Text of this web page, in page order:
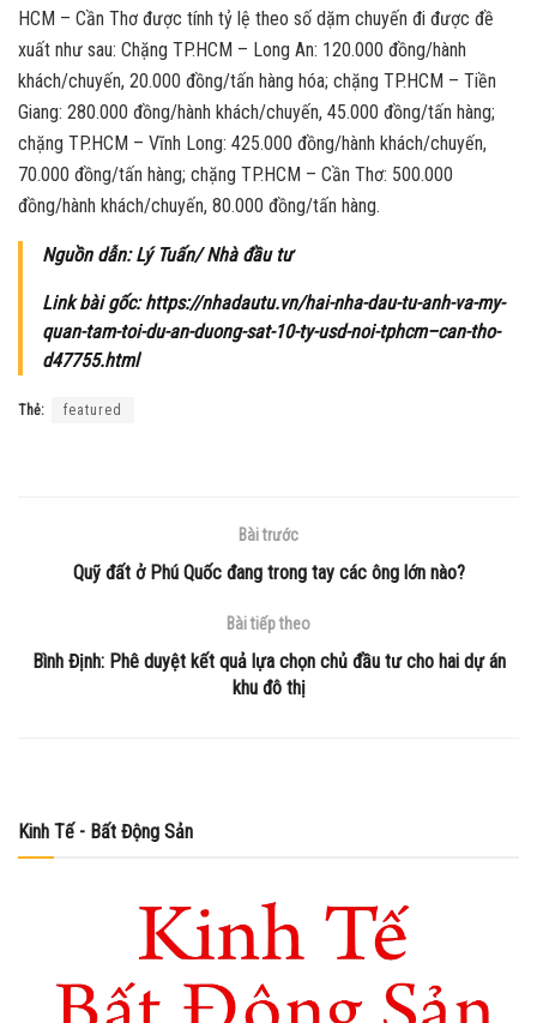
HCM – Cần Thơ được tính tỷ lệ theo số dặm chuyến đi được đề
xuất như sau: Chặng TP.HCM – Long An: 120.000 đồng/hành
khách/chuyến, 20.000 đồng/tấn hàng hóa; chặng TP.HCM – Tiền
Giang: 280.000 đồng/hành khách/chuyến, 45.000 đồng/tấn hàng;
chặng TP.HCM – Vĩnh Long: 425.000 đồng/hành khách/chuyến,
70.000 đồng/tấn hàng; chặng TP.HCM – Cần Thơ: 500.000
đồng/hành khách/chuyến, 80.000 đồng/tấn hàng.
Nguồn dẫn: Lý Tuấn/ Nhà đầu tư
Link bài gốc: https://nhadautu.vn/hai-nha-dau-tu-anh-va-my-
quan-tam-toi-du-an-duong-sat-10-ty-usd-noi-tphcm–can-tho-
d47755.html
Thẻ: featured
Bài trước
Quỹ đất ở Phú Quốc đang trong tay các ông lớn nào?
Bài tiếp theo
Bình Định: Phê duyệt kết quả lựa chọn chủ đầu tư cho hai dự án
khu đô thị
Kinh Tế - Bất Động Sản